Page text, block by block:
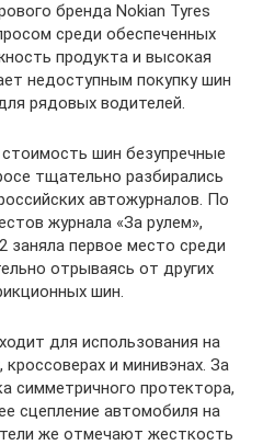
бренда Nokian Tyres
среди обеспеченных
продукта и высокая
недоступным покупку шин
рядовых водителей.
шин безупречные
тщательно разбирались
автожурналов. По
журнала «За рулем»,
заняла первое место среди
отрываясь от других
шин.
для использования на
и минивэнах. За
симметричного протектора,
сцепление автомобиля на
же отмечают жесткость